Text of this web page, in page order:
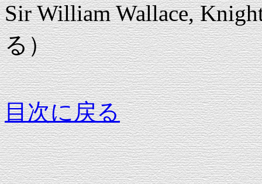
Sir William Wallace,
る）
目次に戻る